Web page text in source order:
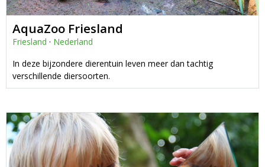
AquaZoo Friesland
Friesland · Nederland
In deze bijzondere dierentuin leven meer dan tachtig
verschillende diersoorten.